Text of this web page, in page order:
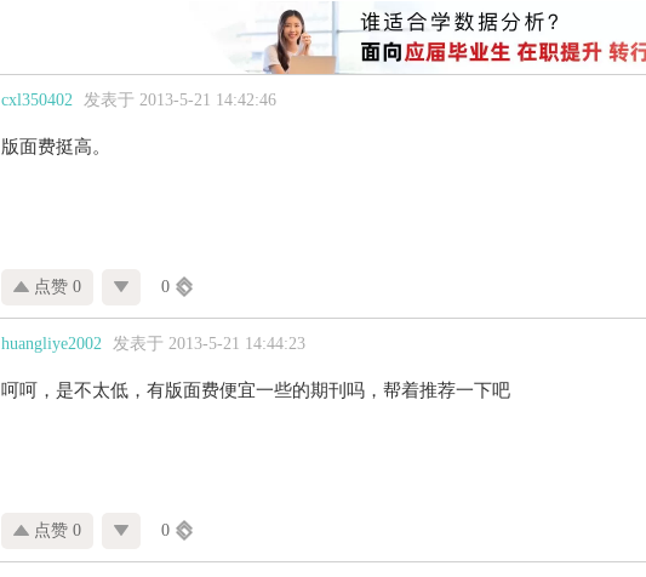
cxl350402 发表于 2013-5-21 14:42:46
版面费挺高。
点赞 0 0
huangliye2002 发表于 2013-5-21 14:44:23
呵呵，是不太低，有版面费便宜一些的期刊吗，帮着推荐一下吧
点赞 0 0